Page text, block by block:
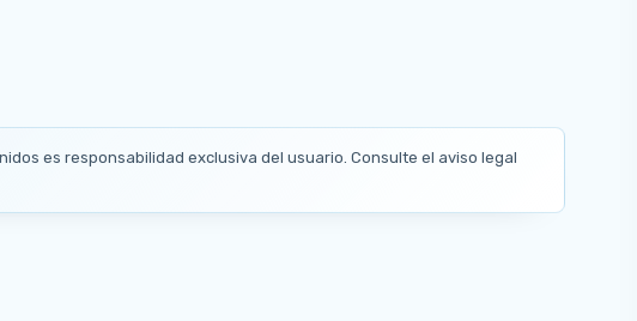
es responsabilidad exclusiva del usuario. Consulte el aviso legal